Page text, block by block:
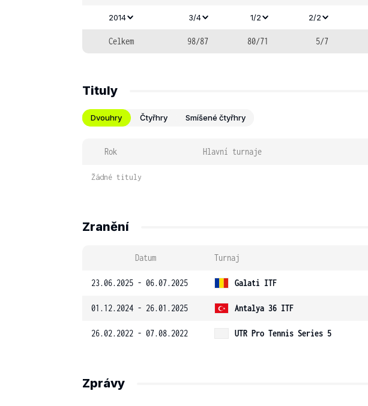
2014 3/4 1/2 2/2
Celkem 98/87 80/71 5/7
Tituly
Dvouhry Čtyřhry Smíšené čtyřhry
Rok Hlavní turnaje
Žádné tituly
Zranění
Datum Turnaj
23.06.2025 - 06.07.2025 Galati ITF
01.12.2024 - 26.01.2025 Antalya 36 ITF
26.02.2022 - 07.08.2022 UTR Pro Tennis Series 5
Zprávy